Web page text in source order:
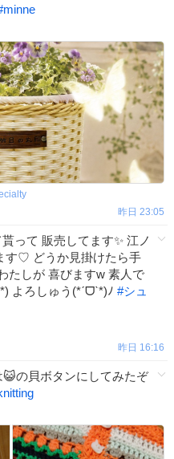
minne
昨日 23:05
って 販売してます✨️ 江ノ
す♡ どうか見掛けたら手
たしが 喜びますw 素人で
よろしゅう(*ˊᗜˋ*)ﾉ #シュ
昨日 16:16
の貝ボタンにしてみたぞ